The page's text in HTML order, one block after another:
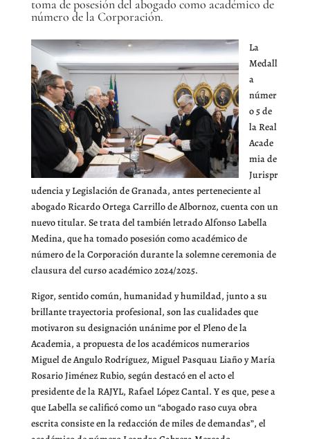
toma de posesión del abogado como académico de
número de la Corporación.
La
Medall
a
númer
o 5 de
la Real
Acade
mia de
Jurispr
udencia y Legislación de Granada, antes perteneciente al
abogado Ricardo Ortega Carrillo de Albornoz, cuenta con un
nuevo titular. Se trata del también letrado Alfonso Labella
Medina, que ha tomado posesión como académico de
número de la Corporación durante la solemne ceremonia de
clausura del curso académico 2024/2025.
Rigor, sentido común, humanidad y humildad, junto a su
brillante trayectoria profesional, son las cualidades que
motivaron su designación unánime por el Pleno de la
Academia, a propuesta de los académicos numerarios
Miguel de Angulo Rodríguez, Miguel Pasquau Liaño y María
Rosario Jiménez Rubio, según destacó en el acto el
presidente de la RAJYL, Rafael López Cantal. Y es que, pese a
que Labella se calificó como un “abogado raso cuya obra
escrita consiste en la redacción de miles de demandas”, el